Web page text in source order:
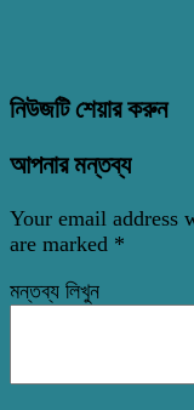
নিউজটি শেয়ার করুন
আপনার মন্তব্য
Your email address
are marked *
মন্তব্য লিখুন